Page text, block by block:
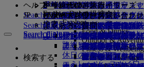
お得な運賃
スペシャルオフ
ベストプライス
ご旅行の計画
ホテルの予約
ツアーとアクテ
事前座席指定
Emiratesアプリ
ご予約のキャン
予約の変更
座席の事前指定
アップグレード
送迎サービスの
アクセシブルな
旅行情報
機内持込み禁止
規約および注意
旅行中の健康アドバイ
医療情報フォーム
お食事に関する
手荷物情報
手荷物情報
受託手荷物（預
機内持ち込み手
追加手荷物許容
追加の受託手荷
ビザおよびパスポート
ビザの要件をご確認ください
ビザとパスポート情報
米国渡航認証
アラブ首長国連邦（
Search flight
客室の特徴
ファーストクラス
ビジネスクラス
プレミアム・エ
エコノミークラス
快適な機内
ご旅行はここから始まります
エミレーツ体験
送迎サービス
エミレーツのサ
季節の行事
非接触（コンタ
家族連れのご旅行
ご家族でのご旅行
家族旅行のプランを練
アナカンパニー
のないお子様）
妊娠中
Fly Better
ワンランク上を、飛びつづ
ワンランク上を、飛び
エミレーツについて
エミレーツについて
エミレーツ・ストーリ
メディア・セン
ー Opens an
Search flight
目的地
就航都市
アジア太平洋
北・中央・南ア
アフリカ
ヨーロッパ
Explore Dubai
Explore Dubai
Explore
Food & Drinks
Outdoor &
Fitness & Wellbeing
Culture & Heritage
エミレーツの提携会社
上空と地上のパートナー
エミレーツの提携会社
カンタス航空
flydubai
エミレーツ・スカイワ
検索
エミレーツの目的地を見る
路線マップ
休日のアイデア
ビーチの目的地
Search flight
エミレーツ・スカイワーズ
エミレーツ・スカイワーズ
エミレーツ・スカイワ
会員ティア
フライドバイ
キャッシュ+マイ
ビジネスリワーズ
ビジネスリワーズに登録
ビジネスリワーズにつ
ビジネスリワー
ビジネスリワー
Search flight
ヘルプ
サポートおよびお問い合わせ
サポートおよびお問い合わせ
サポートおよびお問い
変更またはキャ
ビザとパスポー
よくあるご質問
よくある質問
よくある質問
お近くのエミレ
Search flight
JP
検索する